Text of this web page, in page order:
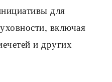
для
включая
и других